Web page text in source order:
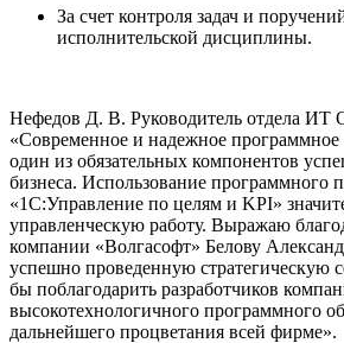
За счет контроля задач и
исполнительской дисциплины.
Нефедов Д. В. Руководитель отдела
«Современное и надежное программное
один из обязательных компонентов
бизнеса. Использование программного
«1С:Управление по целям и KPI»
управленческую работу. Выражаю
компании «Волгасофт» Белову
успешно проведенную стратегическую
бы поблагодарить разработчиков
высокотехнологичного программного
дальнейшего процветания всей фирме».